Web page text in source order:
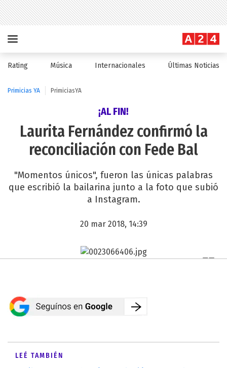
Rating Música Internacionales Últimas Noticias
Primicias YA PrimiciasYA
¡AL FIN!
Laurita Fernández confirmó la
reconciliación con Fede Bal
"Momentos únicos", fueron las únicas palabras
que escribió la bailarina junto a la foto que subió
a Instagram.
20 mar 2018, 14:39
LEÉ TAMBIÉN